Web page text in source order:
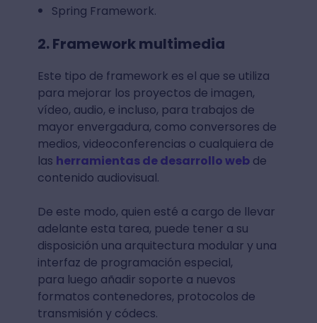
Spring Framework.
2. Framework multimedia
Este tipo de framework es el que se utiliza
para mejorar los proyectos de imagen,
vídeo, audio, e incluso, para trabajos de
mayor envergadura, como conversores de
medios, videoconferencias o cualquiera de
las herramientas de desarrollo webde
contenido audiovisual.
De este modo, quien esté a cargo de llevar
adelante esta tarea, puede tener a su
disposición una arquitectura modular y una
interfaz de programación especial,
para luego añadir soporte a nuevos
formatos contenedores, protocolos de
transmisión y códecs.